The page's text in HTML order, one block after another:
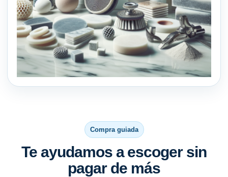
Compra guiada
Te ayudamos a escoger sin
pagar de más